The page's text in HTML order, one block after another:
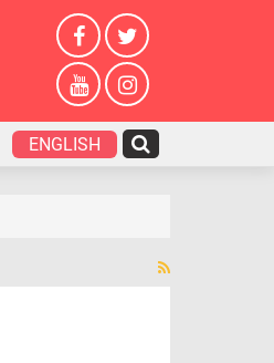
ENGLISH